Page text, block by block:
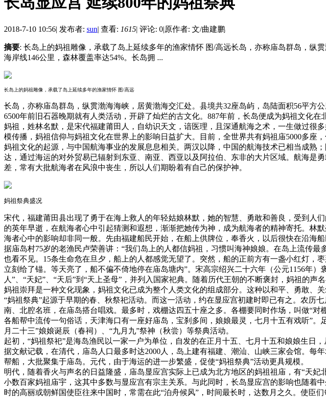
2018-7-10 10:56| 发布者: sun| 查看: 1615| 评论: 0|原作者: 文/曲建鹏
摘要: 长岛上的妈祖雕像，承载了岛上延续多年的渔家情怀 图/高远长岛，亦称庙岛群岛，纵
海岸线146公里，森林覆盖率达54%。长岛拥 ...
长岛上的妈祖雕像，承载了岛上延续多年的渔家情怀 图/高远
长岛，亦称庙岛群岛，纵贯渤海海峡，居黄渤海交汇处。县境共32座岛屿，岛陆面积56平方
6500年前旧石器晚期就有人类活动，开辟了灿烂的古文化。887年前，长岛便成为妈祖文化在
妈祖，姓林名默，是宋代福建莆田人，自幼识天文，谙医理，且深通航海之术，一生做过
模传播，妈祖信仰与妈祖文化在世界上的影响日益扩大。目前，全世界共有妈祖庙5000多座，
妈祖文化的起源，与中国航海事业的发展息息相关。两汉以降，中国的航海技术已相当成
达，通过海运的对外贸易已辐射到东亚、南亚、西亚以及阿拉伯、东非的大片区域。航海是
差，常有大批航海者在风浪中丧生，所以人们期盼着有自己的保护神。
妈祖祭典盛况
宋代，福建莆田县出现了勇于在海上救人的年轻姑娘林默，她的智慧、勇敢和善良，受到人
的英年早逝，在航海者心中引起猜测和遐想，渐渐把她传为神，成为航海者的精神寄托。
海者心中的影响却非同一般。先由福建船民开始，在船上供牌位，奉香火，以后很快在沿海
据庙岛村75岁的老渔民卢荣善讲：“我们岛上的人都信妈祖，习惯叫海神娘娘。在岛上流传
也看不见。15条生命危在旦夕，船上的人都感觉无望了。突然，船的正前方有一盏小红灯，
立刻给了锚。等天亮了，船不偏不倚地停在庙岛塘内”。宋高宗绍兴二十六年（公元1156年
人”、“天妃”、“天后”到“天上圣母”，并列入国家祀典。随着历代王朝的不断褒封，妈祖的声
妈祖崇拜是一种文化现象，妈祖文化已成为整个人类文化的组成部分。这种以和平、勇敢、
“妈祖祭典”起源于早期的春、秋祭祀活动。而这一活动，约在显应宫初建时即已有之。农
南、北腔名班，在庙岛搭台唱戏。最多时，戏棚达四五十座之多。各棚要同时作场，叫做“
各船帮中流传一句俗话，天津海口有一座好庙岛，宝刹多间，娘娘最灵，七月十五有戏听”
月二十三”娘娘诞辰（春祠）、“九月九”祭神（秋尝）等祭典活动。
起初，“妈祖祭祀”是海岛渔民以一家一户为单位，自发的在正月十五、七月十五和娘娘生日
据文献记载，在清代，庙岛人口最多时达2000人，岛上建有福建、潮汕、山峡三家会馆。
帮船，大批聚集于庙岛。元代，由于海运的进一步繁盛，促使“妈祖祭典”活动更具规模。
明代，随着香火与声名的日益隆盛，庙岛显应宫实际上已成为北方地区的妈祖祖庙，有“天
小数百家妈祖庙宇，这其中多数与显应宫有宗主关系。与此同时，长岛显应宫的影响也随着
时的高丽或朝鲜国使臣往来中国时，常需在此“泊舟候风”，时间最长时，达数月之久。使臣